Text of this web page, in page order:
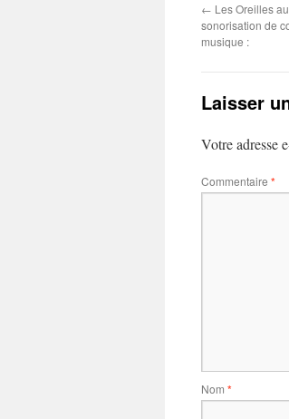
← Les Oreilles
sonorisation de
musique :
Laisser
Votre adresse
Commentaire *
Nom *